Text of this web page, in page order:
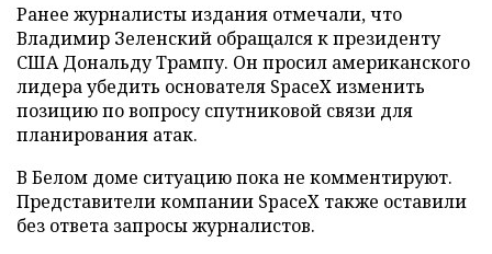
Ранее журналисты издания отмечали, что
Владимир Зеленский обращался к президенту
США Дональду Трампу. Он просил американского
лидера убедить основателя SpaceX изменить
позицию по вопросу спутниковой связи для
планирования атак.
В Белом доме ситуацию пока не комментируют.
Представители компании SpaceX также оставили
без ответа запросы журналистов.